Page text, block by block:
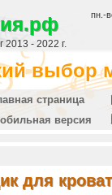
2013 - 2022 г.
пн.-
выбор
страница
версия
для